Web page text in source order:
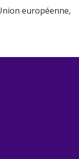
européenne,